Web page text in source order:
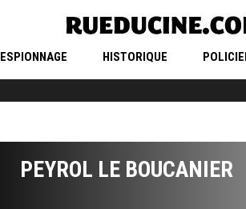
ESPIONNAGE HISTORIQUE
PEYROL LE BOUCANIER